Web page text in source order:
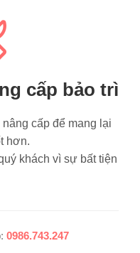
cấp bảo trì
cấp để mang lại
hơn.
khách vì sự bất tiện
0986.743.247